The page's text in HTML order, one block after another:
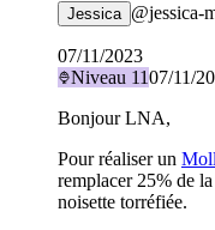
Jessica @jessica-
07/11/2023
Niveau 1107/11/
Bonjour LNA,
Pour réaliser un
remplacer 25% de
noisette torréfiée.